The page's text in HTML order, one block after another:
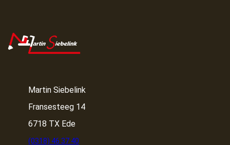
Martin Siebelink
Fransesteeg 14
6718 TX Ede
(0318) 46 37 40